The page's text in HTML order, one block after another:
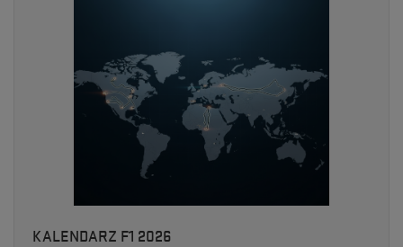
KALENDARZ F1 2026